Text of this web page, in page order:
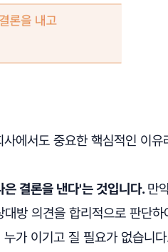
에서도 중요한 핵심적인 이유
결론을 낸다'는 것입니다.만
방 의견을 합리적으로 판단
가 이기고 질 필요가 없습니